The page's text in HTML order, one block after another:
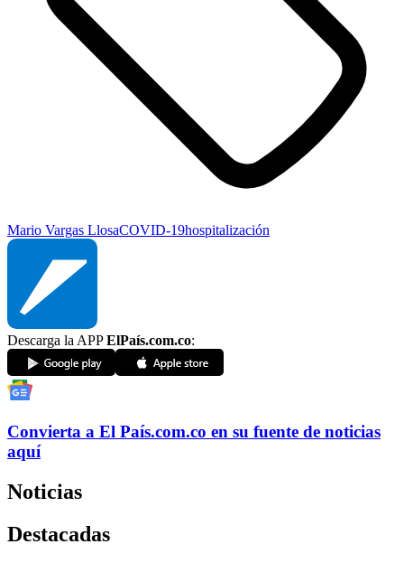
Mario Vargas LlosaCOVID-19hospitalización
Descarga la APPElPaís.com.co:
Convierta a El País.com.co en su fuente de noticias
aquí
Noticias
Destacadas